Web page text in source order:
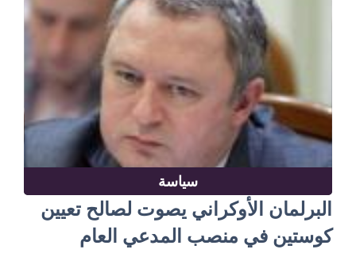
سياسة
البرلمان الأوكراني يصوت لصالح تعيين
كوستين في منصب المدعي العام